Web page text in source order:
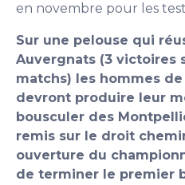
en novembre pour les
Sur une pelouse qui
Auvergnats (3 victoires
matchs) les hommes
devront produire leur
bousculer des
remis sur le droit
ouverture du
de terminer le premier